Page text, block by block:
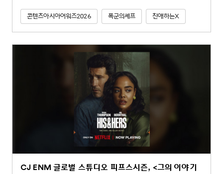
콘텐츠아시아어워즈2026 폭군의셰프 친애하는X
CJ ENM 글로벌 스튜디오 피프스시즌, <그의 이야기